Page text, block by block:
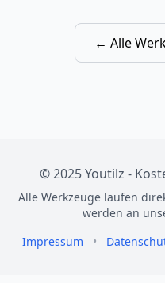
← Alle
© 2025 Youtilz -
Alle Werkzeuge laufen
werden an
Impressum
•